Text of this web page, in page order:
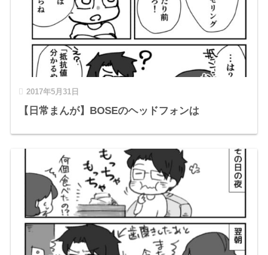
2017年5月31日
【日常まんが】BOSEのヘッドフォンは